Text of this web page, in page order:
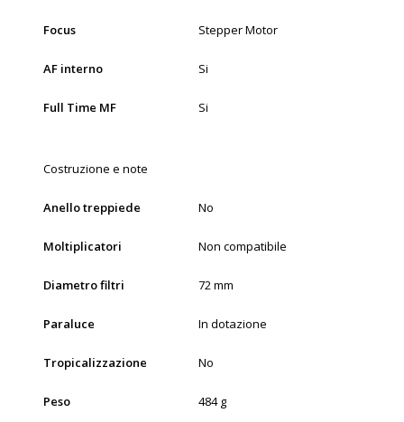
Focus Stepper Motor
AF interno Si
Full Time MF Si
Costruzione e note
Anello treppiede No
Moltiplicatori Non compatibile
Diametro filtri 72 mm
Paraluce In dotazione
Tropicalizzazione No
Peso 484 g